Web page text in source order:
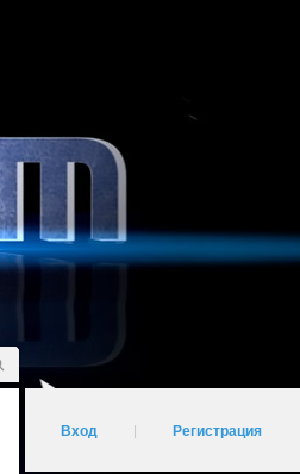
Вход Регистрация